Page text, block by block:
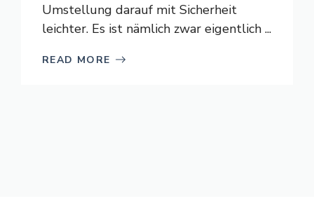
Umstellung darauf mit Sicherheit
leichter. Es ist nämlich zwar eigentlich ...
READ MORE